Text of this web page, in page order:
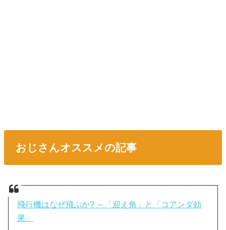
おじさんオススメの記事
飛行機はなぜ飛ぶか? ～「迎え角」と「コアンダ効
果」